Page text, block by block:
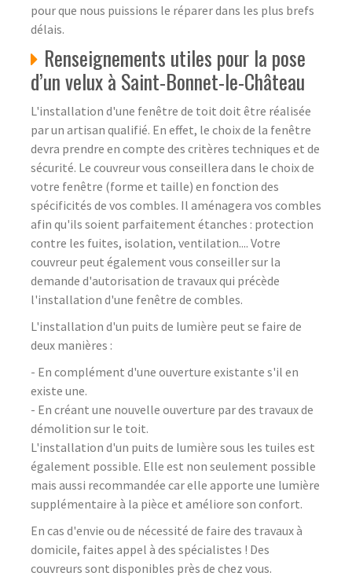
pour que nous puissions le réparer dans les plus brefs
délais.
Renseignements utiles pour la pose
d’un velux à Saint-Bonnet-le-Château
L'installation d'une fenêtre de toit doit être réalisée
par un artisan qualifié. En effet, le choix de la fenêtre
devra prendre en compte des critères techniques et de
sécurité. Le couvreur vous conseillera dans le choix de
votre fenêtre (forme et taille) en fonction des
spécificités de vos combles. Il aménagera vos combles
afin qu'ils soient parfaitement étanches : protection
contre les fuites, isolation, ventilation.... Votre
couvreur peut également vous conseiller sur la
demande d'autorisation de travaux qui précède
l'installation d'une fenêtre de combles.
L'installation d'un puits de lumière peut se faire de
deux manières :
- En complément d'une ouverture existante s'il en
existe une.
- En créant une nouvelle ouverture par des travaux de
démolition sur le toit.
L'installation d'un puits de lumière sous les tuiles est
également possible. Elle est non seulement possible
mais aussi recommandée car elle apporte une lumière
supplémentaire à la pièce et améliore son confort.
En cas d'envie ou de nécessité de faire des travaux à
domicile, faites appel à des spécialistes ! Des
couvreurs sont disponibles près de chez vous.